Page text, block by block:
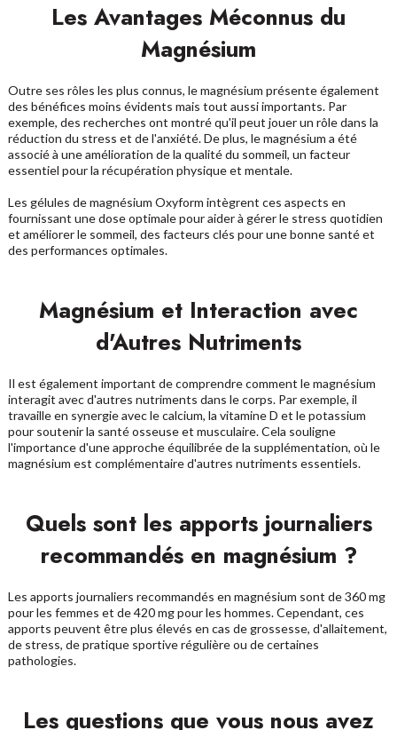
Les Avantages Méconnus du
Magnésium
Outre ses rôles les plus connus, le magnésium présente également
des bénéfices moins évidents mais tout aussi importants. Par
exemple, des recherches ont montré qu'il peut jouer un rôle dans la
réduction du stress et de l'anxiété. De plus, le magnésium a été
associé à une amélioration de la qualité du sommeil, un facteur
essentiel pour la récupération physique et mentale.
Les gélules de magnésium Oxyform intègrent ces aspects en
fournissant une dose optimale pour aider à gérer le stress quotidien
et améliorer le sommeil, des facteurs clés pour une bonne santé et
des performances optimales.
Magnésium et Interaction avec
d'Autres Nutriments
Il est également important de comprendre comment le magnésium
interagit avec d'autres nutriments dans le corps. Par exemple, il
travaille en synergie avec le calcium, la vitamine D et le potassium
pour soutenir la santé osseuse et musculaire. Cela souligne
l'importance d'une approche équilibrée de la supplémentation, où le
magnésium est complémentaire d'autres nutriments essentiels.
Quels sont les apports journaliers
recommandés en magnésium ?
Les apports journaliers recommandés en magnésium sont de 360 mg
pour les femmes et de 420 mg pour les hommes. Cependant, ces
apports peuvent être plus élevés en cas de grossesse, d'allaitement,
de stress, de pratique sportive régulière ou de certaines
pathologies.
Les questions que vous nous avez